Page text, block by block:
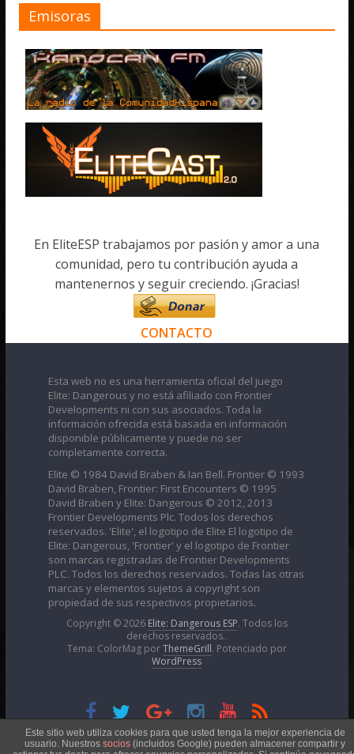
Emisoras
En EliteESP trabajamos por pasión y amor a una
comunidad, pero tu contribución ayuda a
mantenernos y seguir creciendo. ¡Gracias!
CONTACTO
Esta web no es una herramienta oficial del juego
Elite: Dangerous y no está afiliado con Frontier
Developments ni con sus asociados. Toda la
información ofrecida está basada en información
disponible públicamente y puede no ser
completamente correcta.
Elite © 1984 David Braben & Ian Bell. Frontier © 1993
David Braben, Frontier: First Encounters © 1995
David Braben y Elite: Dangerous © 2012, 2013
Frontier Developments Plc. Todos los derechos
reservados. 'Elite', el logotipo de Elite El logotipo de
Elite: Dangerous, 'Frontier' y el logotipo de Frontier
son marcas registradas de Frontier Developments
PLC. Todos los derechos reservados. Todas las otras
marcas y elementos sujetos a copyright son
propiedad de sus respectivos propietarios.
Copyright © 2026 Elite: Dangerous ESP . Todos los
derechos reservados..
Tema: ColorMag porThemeGrill . Potenciado por
WordPress
Esta obra está bajo unaLicencia Creative Commons
Este sitio web utiliza cookies para que usted tenga la mejor experiencia de
usuario. Nuestros socios (incluidos Google) pueden almacener compartir y